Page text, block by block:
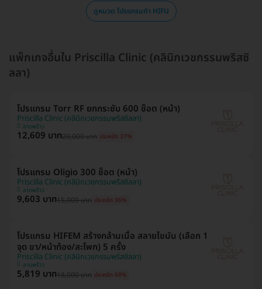
ดูหมวด โปรแกรมทำ HIFU
แพ็กเกจอื่นใน Priscilla Clinic (คลินิกเวชกรรมพริสซิ
ลลา)
โปรแกรม Torr RF ยกกระชับ 600 ช็อต (หน้า)
Priscilla Clinic (คลินิกเวชกรรมพริสซิลลา)
ลาดพร้าว
12,609 บาท20,000 บาท ประหยัด 37%
โปรแกรม Oligio 300 ช็อต (หน้า)
Priscilla Clinic (คลินิกเวชกรรมพริสซิลลา)
ลาดพร้าว
9,603 บาท15,000 บาท ประหยัด 36%
โปรแกรม HIFEM สร้างกล้ามเนื้อ สลายไขมัน (เลือก 1
จุด ขา/หน้าท้อง/สะโพก) 5 ครั้ง
Priscilla Clinic (คลินิกเวชกรรมพริสซิลลา)
ลาดพร้าว
5,819 บาท18,000 บาท ประหยัด 68%